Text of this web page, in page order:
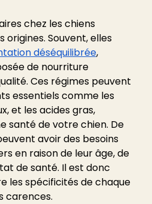
chez les chiens
origines. Souvent, elles
déséquilibrée,
de nourriture
Ces régimes peuvent
essentiels comme les
et les acides gras,
santé de votre chien. De
avoir des besoins
en raison de leur âge, de
de santé. Il est donc
les spécificités de chaque
carences.